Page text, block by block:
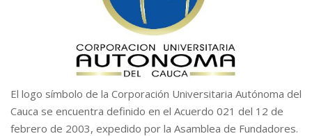
El logo símbolo de la Corporación Universitaria Autónoma del
Cauca se encuentra definido en el Acuerdo 021 del 12 de
febrero de 2003, expedido por la Asamblea de Fundadores.